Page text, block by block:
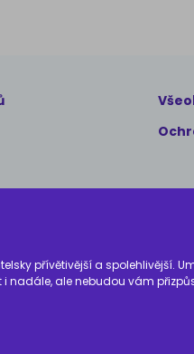
přívětivější a spolehlivější.
nadále, ale nebudou vám